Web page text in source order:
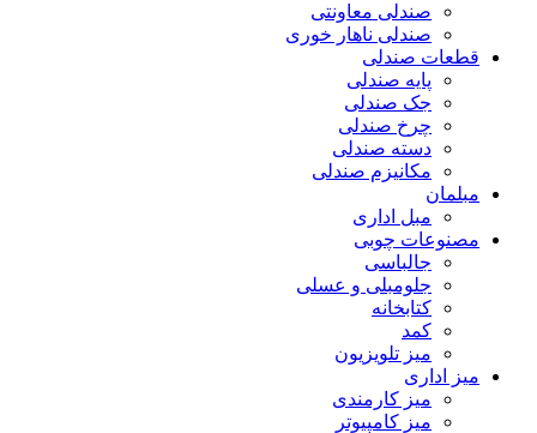
صندلی معاونتی
صندلی ناهار خوری
قطعات صندلی
پایه صندلی
جک صندلی
چرخ صندلی
دسته صندلی
مکانیزم صندلی
مبلمان
مبل اداری
مصنوعات چوبی
جالباسی
جلومبلی و عسلی
کتابخانه
کمد
میز تلویزیون
میز اداری
میز کارمندی
میز کامپیوتر